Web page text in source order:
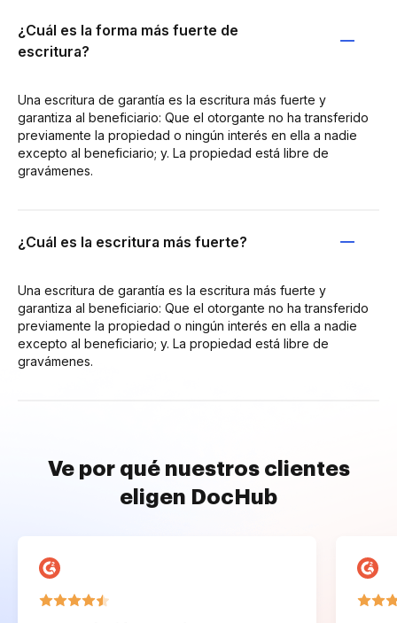
¿Cuál es la forma más fuerte de
escritura?
Una escritura de garantía es la escritura más fuerte y
garantiza al beneficiario: Que el otorgante no ha transferido
previamente la propiedad o ningún interés en ella a nadie
excepto al beneficiario; y. La propiedad está libre de
gravámenes.
¿Cuál es la escritura más fuerte?
Una escritura de garantía es la escritura más fuerte y
garantiza al beneficiario: Que el otorgante no ha transferido
previamente la propiedad o ningún interés en ella a nadie
excepto al beneficiario; y. La propiedad está libre de
gravámenes.
Ve por qué nuestros clientes
eligen DocHub